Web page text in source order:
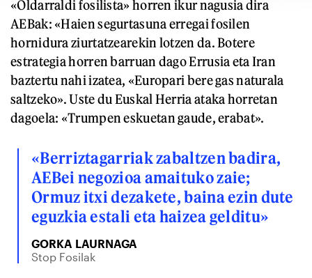
«Oldarraldi fosilista» horren ikur nagusia dira
AEBak: «Haien segurtasuna erregai fosilen
hornidura ziurtatzearekin lotzen da. Botere
estrategia horren barruan dago Errusia eta Iran
baztertu nahi izatea, «Europari bere gas naturala
saltzeko». Uste du Euskal Herria ataka horretan
dagoela: «Trumpen eskuetan gaude, erabat».
«Berriztagarriak zabaltzen badira,
AEBei negozioa amaituko zaie;
Ormuz itxi dezakete, baina ezin dute
eguzkia estali eta haizea gelditu»
GORKA LAURNAGA
Stop Fosilak